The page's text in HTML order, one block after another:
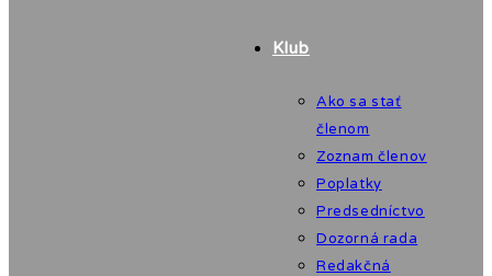
Klub
Ako sa stať
členom
Zoznam členov
Poplatky
Predsedníctvo
Dozorná rada
Redakčná